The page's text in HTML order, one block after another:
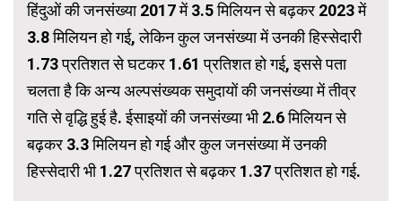
हिंदुओं की जनसंख्या 2017 में 3.5 मिलियन से बढ़कर 2023 में
3.8 मिलियन हो गई, लेकिन कुल जनसंख्या में उनकी हिस्सेदारी
1.73 प्रतिशत से घटकर 1.61 प्रतिशत हो गई, इससे पता
चलता है कि अन्य अल्पसंख्यक समुदायों की जनसंख्या में तीव्र
गति से वृद्धि हुई है. ईसाइयों की जनसंख्या भी 2.6 मिलियन से
बढ़कर 3.3 मिलियन हो गई और कुल जनसंख्या में उनकी
हिस्सेदारी भी 1.27 प्रतिशत से बढ़कर 1.37 प्रतिशत हो गई.